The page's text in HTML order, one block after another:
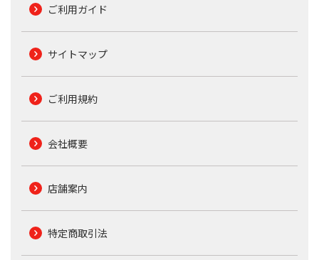
ご利用ガイド
サイトマップ
ご利用規約
会社概要
店舗案内
特定商取引法